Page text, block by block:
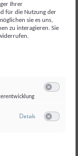
Ihrer
für die Nutzung der
sie es uns,
zu interagieren. Sie
Detailszu Meta Pixel